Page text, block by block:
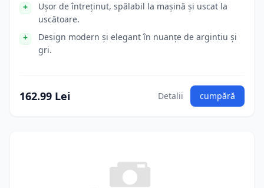
Ușor de întreținut, spălabil la mașină și uscat la
uscătoare.
Design modern și elegant în nuanțe de argintiu și
gri.
162.99 Lei Detalii cumpără